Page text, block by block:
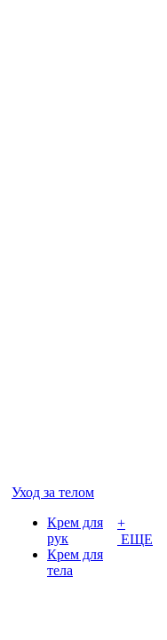
Уход за телом
Крем для
рук
Крем для
тела
+
ЕЩЕ